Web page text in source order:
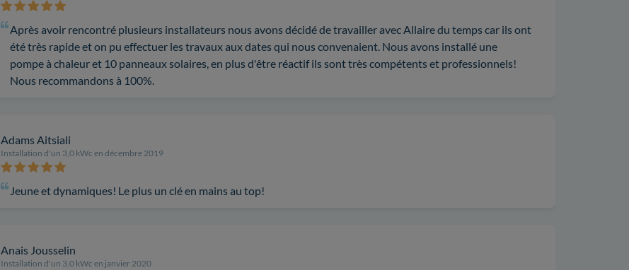
Après avoir rencontré plusieurs installateurs nous avons décidé de travailler avec Allaire du temps car ils ont
été très rapide et on pu effectuer les travaux aux dates qui nous convenaient. Nous avons installé une
pompe à chaleur et 10 panneaux solaires, en plus d'être réactif ils sont très compétents et professionnels!
Nous recommandons à 100%.
Adams Aitsiali
Installation d'un 3,0 kWc en décembre 2019
Jeune et dynamiques! Le plus un clé en mains au top!
Anais Jousselin
Installation d'un 3,0 kWc en janvier 2020